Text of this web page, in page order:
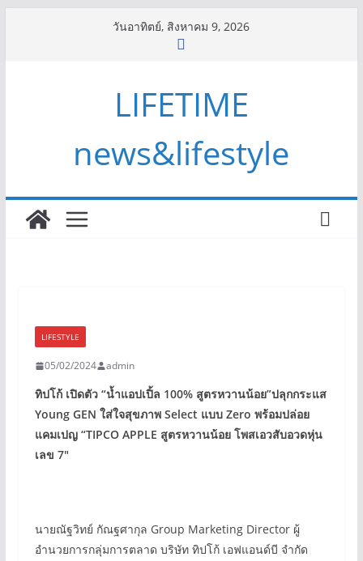
วันอาทิตย์, สิงหาคม 9, 2026
LIFETIME
news&lifestyle
LIFESTYLE
05/02/2024 admin
ทิปโก้ เปิดตัว “น้ำแอปเปิ้ล 100%สูตรหวานน้อย”ปลุกกระแส
Young GEN ใส่ใจสุขภาพ Select แบบ Zero พร้อมปล่อย
แคมเปญ “TIPCO APPLE สูตรหวานน้อย โพสเอวสับอวดหุ่น
เลข 7″
นายณัฐวิทย์ กัณฐศากุล Group Marketing Director ผู้
อำนวยการกลุ่มการตลาด บริษัท ทิปโก้ เอฟแอนด์บี จำกัด